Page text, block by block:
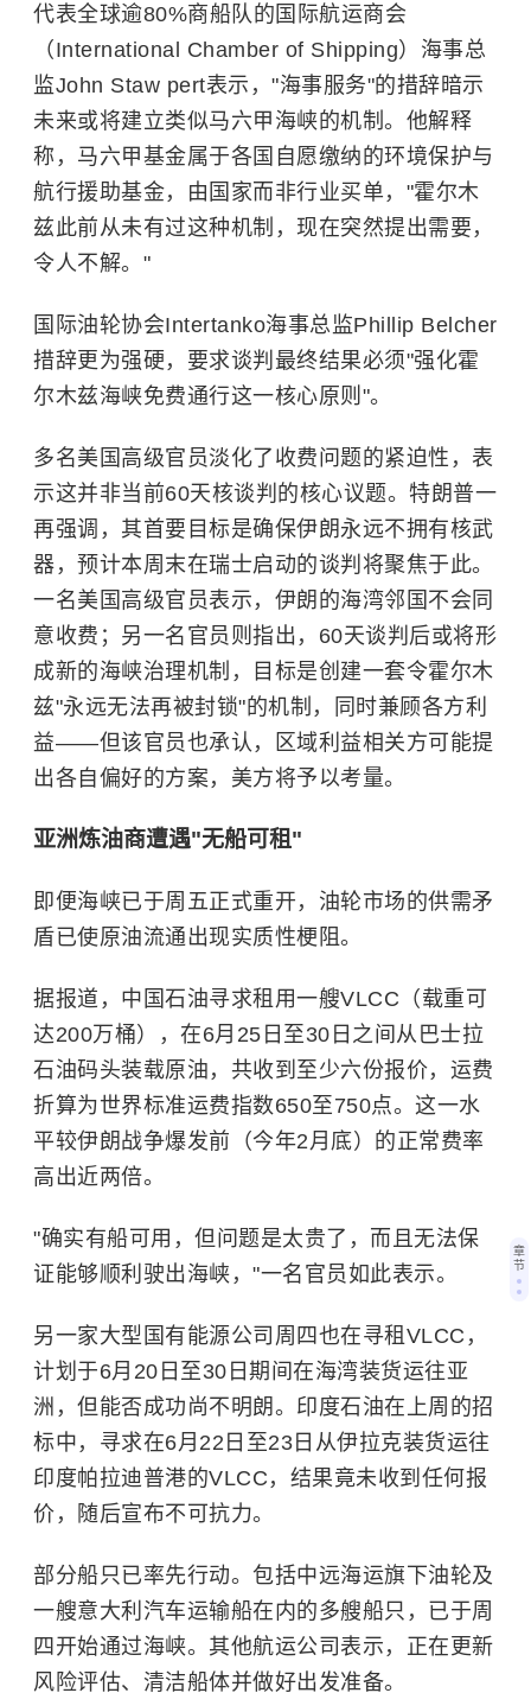
代表全球逾80%商船队的国际航运商会
（International Chamber of Shipping）海事总
监John Staw pert表示，"海事服务"的措辞暗示
未来或将建立类似马六甲海峡的机制。他解释
称，马六甲基金属于各国自愿缴纳的环境保护与
航行援助基金，由国家而非行业买单，"霍尔木
兹此前从未有过这种机制，现在突然提出需要，
令人不解。"
国际油轮协会Intertanko海事总监Phillip Belcher
措辞更为强硬，要求谈判最终结果必须"强化霍
尔木兹海峡免费通行这一核心原则"。
多名美国高级官员淡化了收费问题的紧迫性，表
示这并非当前60天核谈判的核心议题。特朗普一
再强调，其首要目标是确保伊朗永远不拥有核武
器，预计本周末在瑞士启动的谈判将聚焦于此。
一名美国高级官员表示，伊朗的海湾邻国不会同
意收费；另一名官员则指出，60天谈判后或将形
成新的海峡治理机制，目标是创建一套令霍尔木
兹"永远无法再被封锁"的机制，同时兼顾各方利
益——但该官员也承认，区域利益相关方可能提
出各自偏好的方案，美方将予以考量。
亚洲炼油商遭遇"无船可租"
即便海峡已于周五正式重开，油轮市场的供需矛
盾已使原油流通出现实质性梗阻。
据报道，中国石油寻求租用一艘VLCC（载重可
达200万桶），在6月25日至30日之间从巴士拉
石油码头装载原油，共收到至少六份报价，运费
折算为世界标准运费指数650至750点。这一水
平较伊朗战争爆发前（今年2月底）的正常费率
高出近两倍。
"确实有船可用，但问题是太贵了，而且无法保
证能够顺利驶出海峡，"一名官员如此表示。
另一家大型国有能源公司周四也在寻租VLCC，
计划于6月20日至30日期间在海湾装货运往亚
洲，但能否成功尚不明朗。印度石油在上周的招
标中，寻求在6月22日至23日从伊拉克装货运往
印度帕拉迪普港的VLCC，结果竟未收到任何报
价，随后宣布不可抗力。
部分船只已率先行动。包括中远海运旗下油轮及
一艘意大利汽车运输船在内的多艘船只，已于周
四开始通过海峡。其他航运公司表示，正在更新
风险评估、清洁船体并做好出发准备。
章
节